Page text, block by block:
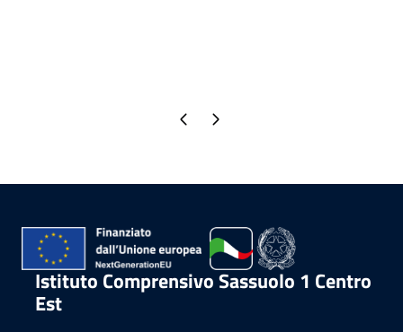
Pagina precedente
Pagina successiva
Istituto Comprensivo Sassuolo 1 Centro
Est